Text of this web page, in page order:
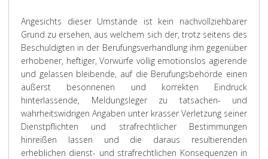
Angesichts dieser Umstände ist kein nachvollziehbarer
Grund zu ersehen, aus welchem sich der, trotz seitens des
Beschuldigten in der Berufungsverhandlung ihm gegenüber
erhobener, heftiger, Vorwürfe völlig emotionslos agierende
und gelassen bleibende, auf die Berufungsbehörde einen
äußerst besonnenen und korrekten Eindruck
hinterlassende, Meldungsleger zu tatsachen- und
wahrheitswidrigen Angaben unter krasser Verletzung seiner
Dienstpflichten und strafrechtlicher Bestimmungen
hinreißen lassen und die daraus resultierenden
erheblichen dienst- und strafrechtlichen Konsequenzen in